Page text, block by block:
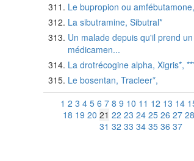
Le bupropion ou
La sibutramine, Sibutral*
Un malade depuis qu'il prend un
médicamen...
La drotrécogine alpha, Xigris*,
Le bosentan, Tracleer*,
1 2 3 4 5 6 7 8 9 10 11 12 13 14
18 19 20 21 22 23 24 25 26 27 28
31 32 33 34 35 36 37